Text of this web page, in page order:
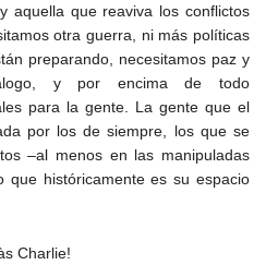
aquella que reaviva los conflictos
otra guerra, ni más políticas
preparando, necesitamos paz y
y por encima de todo
para la gente. La gente que el
por los de siempre, los que se
–al menos en las manipuladas
que históricamente es su espacio
Charlie!